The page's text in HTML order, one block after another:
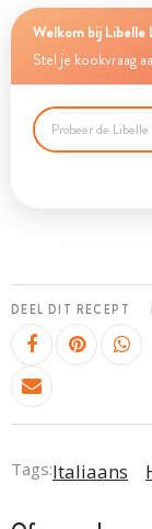
Welkom bij Libelle
Stel je kookvraag
DEEL DIT RECEPT
Tags:Italiaans